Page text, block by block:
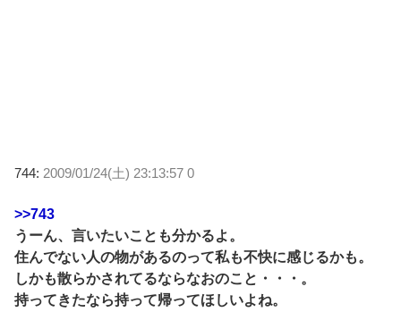
744: 2009/01/24(土) 23:13:57 0
>>743
うーん、言いたいことも分かるよ。
住んでない人の物があるのって私も不快に感じるかも。
しかも散らかされてるならなおのこと・・・。
持ってきたなら持って帰ってほしいよね。